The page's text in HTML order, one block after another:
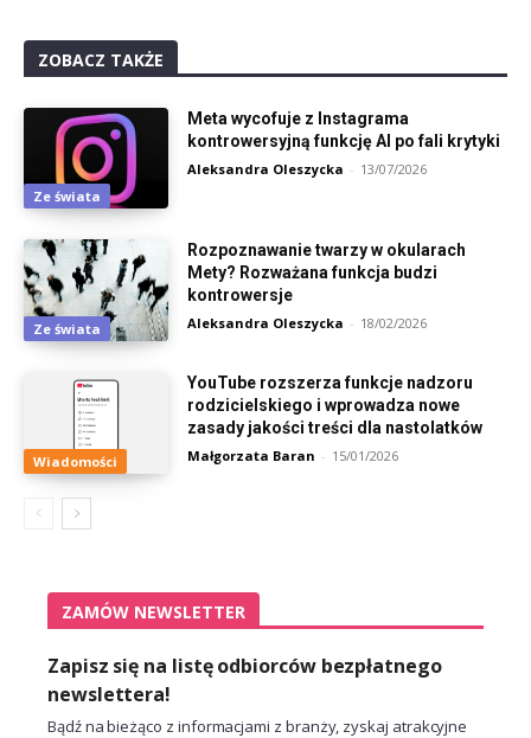
ZOBACZ TAKŻE
Ze świata
Meta wycofuje z Instagrama
kontrowersyjną funkcję AI po fali krytyki
Aleksandra Oleszycka - 13/07/2026
Ze świata
Rozpoznawanie twarzy w okularach
Mety? Rozważana funkcja budzi
kontrowersje
Aleksandra Oleszycka - 18/02/2026
Wiadomości
YouTube rozszerza funkcje nadzoru
rodzicielskiego i wprowadza nowe
zasady jakości treści dla nastolatków
Małgorzata Baran - 15/01/2026
ZAMÓW NEWSLETTER
Zapisz się na listę odbiorców bezpłatnego
newslettera!
Bądź na bieżąco z informacjami z branży, zyskaj atrakcyjne